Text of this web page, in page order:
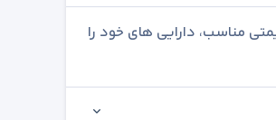
مناسب، دارایی های خود را